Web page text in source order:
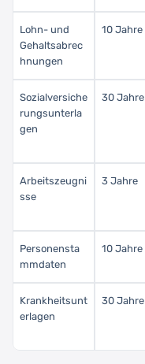
Lohn- und
Gehaltsabrec
hnungen
10 Jahre
Sozialversiche
rungsunterla
gen
30 Jahre
Arbeitszeugni
sse
3 Jahre
Personensta
mmdaten
10 Jahre
Krankheitsunt
erlagen
30 Jahre